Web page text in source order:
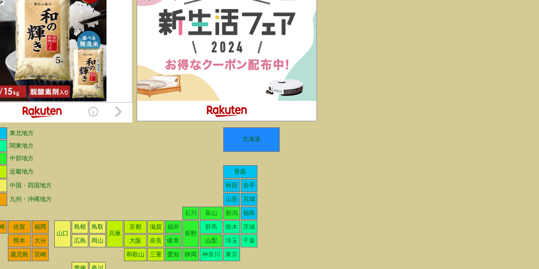
東北地方
北海道
関東地方
中部地方
近畿地方
青森
中国・四国地方 秋田 岩手
九州・沖縄地方 山形 宮城
石川 富山 新潟 福島
佐賀
福岡
山口
島根
鳥取
兵庫
京都 滋賀
福井
長野
群馬 栃木 茨城
熊本 大分 広島 岡山 大阪 奈良 岐阜 山梨 埼玉 千葉
鹿児島 宮崎 和歌山 三重 愛知 静岡 神奈川 東京